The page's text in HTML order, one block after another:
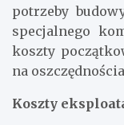
potrzeby
specjalnego
koszty
na
Koszty